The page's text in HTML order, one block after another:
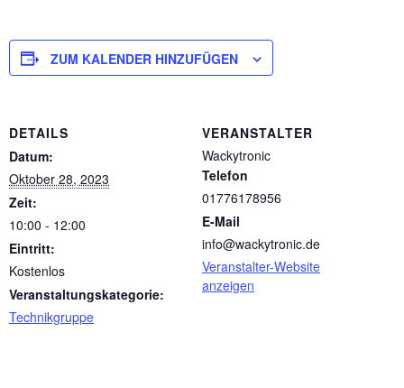
ZUM KALENDER HINZUFÜGEN
DETAILS
Datum:
Oktober 28, 2023
Zeit:
10:00 - 12:00
Eintritt:
Kostenlos
Veranstaltungskategorie:
Technikgruppe
VERANSTALTER
Wackytronic
Telefon
01776178956
E-Mail
info@wackytronic.de
Veranstalter-Website
anzeigen